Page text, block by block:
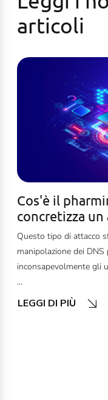
articoli
Cos'è il
concretizza un
Questo tipo di attacco
manipolazione dei DNS
inconsapevolmente gli
...
LEGGI DI PIÙ